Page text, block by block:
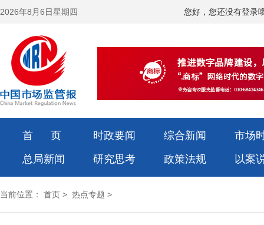
2026年8月6日星期四 您好，您还没有登录
首 页 时政要闻 综合新闻
市场
总局新闻
研究思考 政策法规 以案
当前位置： 首页 > 热点专题 >